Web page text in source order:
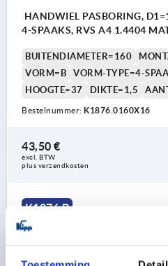
HANDWIEL PASBORING,
4-SPAAKS, RVS A4
BUITENDIAMETER=160
VORM=B
VORM-TYPE=4-
HOOGTE=37
DIKTE=1,5
Bestelnummer: K1876.0160X16
43,50 €
excl. BTW
plus verzendkosten
K1876 B